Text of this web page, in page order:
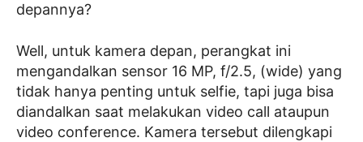
depannya?
Well, untuk kamera depan, perangkat ini
mengandalkan sensor 16 MP, f/2.5, (wide) yang
tidak hanya penting untuk selfie, tapi juga bisa
diandalkan saat melakukan video call ataupun
video conference. Kamera tersebut dilengkapi